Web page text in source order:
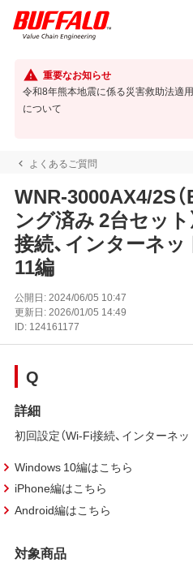
重要なお知らせ
令和8年熊本地震に係る災害救助法適
について
よくあるご質問
WNR-3000AX4/2S
ング済み 2台セット
接続、インターネ
11編
公開日:2024/06/05 10:47
更新日:2026/01/05 14:49
ID: 124161177
Q
詳細
初回設定（Wi-Fi接続、インターネ
Windows 10編はこちら
iPhone編はこちら
Android編はこちら
対象商品